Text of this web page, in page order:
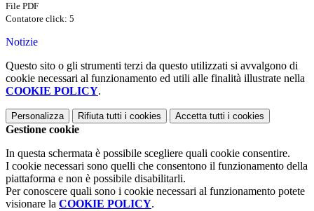
File PDF
Contatore click: 5
Notizie
Questo sito o gli strumenti terzi da questo utilizzati si avvalgono di
cookie necessari al funzionamento ed utili alle finalità illustrate nella
COOKIE POLICY.
Personalizza Rifiuta tutti i cookies Accetta tutti i cookies
Gestione cookie
In questa schermata è possibile scegliere quali cookie consentire.
I cookie necessari sono quelli che consentono il funzionamento della
piattaforma e non è possibile disabilitarli.
Per conoscere quali sono i cookie necessari al funzionamento potete
visionare la COOKIE POLICY.